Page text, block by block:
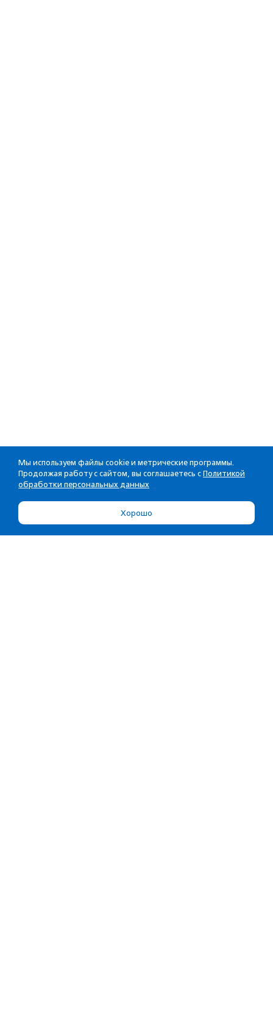
Мы используем файлы cookie и метрические программы.
Продолжая работу с сайтом, вы соглашаетесь с Политикой
обработки персональных данных
Хорошо